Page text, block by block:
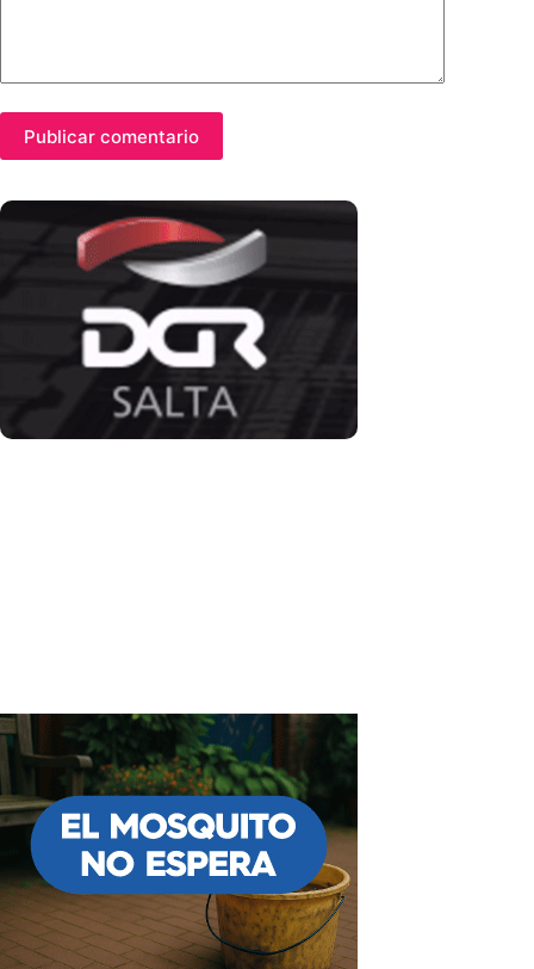
Publicar comentario